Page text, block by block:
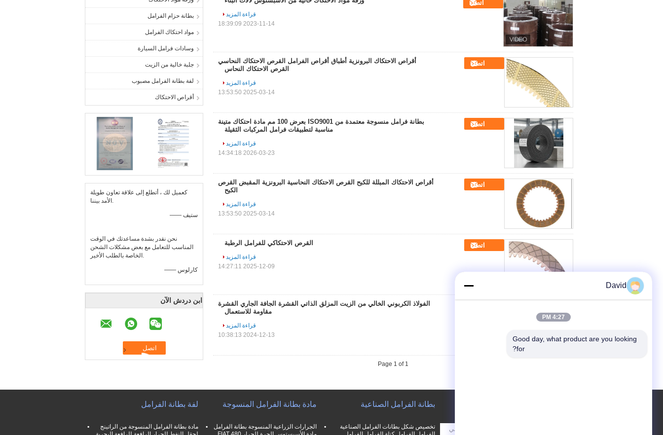
بطانة حزام الفرامل
مواد احتكاك الفرامل
وسادات فرامل السيارة
جلبة خالية من الزيت
لفة بطانة الفرامل مصبوب
أقراص الاحتكاك
كعميل لك ، أتطلع إلى علاقة تعاون طويلة
الأمد بيننا.
—— ستيف
نحن نقدر بشدة مساعدتك في الوقت
المناسب للتعامل مع بعض مشكلات الشحن
الخاصة بالطلب الأخير.
—— كارلوس
ابن دردش الآن
اتصل
قراءة المزيد
2023-11-14 18:39:09
أقراص الاحتكاك البرونزية أطباق أقراص الفرامل القرص الاحتكاك النحاسي
القرص الاحتكاك النحاس
اتصل
قراءة المزيد
2025-03-14 13:53:50
بطانة فرامل منسوجة معتمدة من ISO9001 بعرض 100 مم مادة احتكاك متينة
مناسبة لتطبيقات فرامل المركبات الثقيلة
اتصل
قراءة المزيد
2026-03-23 14:34:18
أقراص الاحتكاك المبللة للكبح القرص الاحتكاك النحاسية البرونزية المقبض القرص
الكبح
اتصل
قراءة المزيد
2025-03-14 13:53:50
القرص الاحتكاكي للفرامل الرطبة اتصل
قراءة المزيد
2025-12-09 14:27:11
الفولاذ الكربوني الخالي من الزيت المزلق الذاتي القشرة الجافة الجاري القشرة
مقاومة للاستعمال
قراءة المزيد
2024-12-13 10:38:13
Page 1 of 1
لفة بطانة الفرامل
مادة بطانة الفرامل المنسوجة من الراتينج
مادة بطانة الفرامل المنسوجة
الجرارات الزراعية المنسوجة بطانة الفرامل
بطانة الفرامل الصناعية
تخصيص شكل بطانات الفرامل الصناعية
David
4:27 PM
Good day, what product are you looking
for?